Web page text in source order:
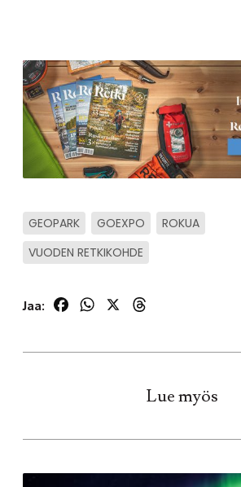
GEOPARK GOEXPO
ROKUA
VUODEN RETKIKOHDE
Jaa: FacebookWhatsApp
Lue myös